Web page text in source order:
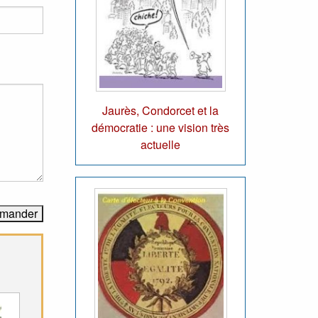
Jaurès, Condorcet et la
démocratie : une vision très
actuelle